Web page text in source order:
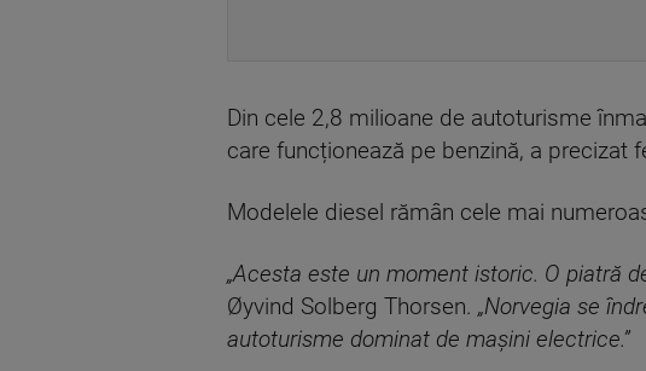
Din cele 2,8 milioane de autoturisme
care funcționează pe benzină, a precizat
Modelele diesel rămân cele mai
„Acesta este un moment istoric. O piatră
Øyvind Solberg Thorsen. „Norvegia se
autoturisme dominat de mașini electrice.”